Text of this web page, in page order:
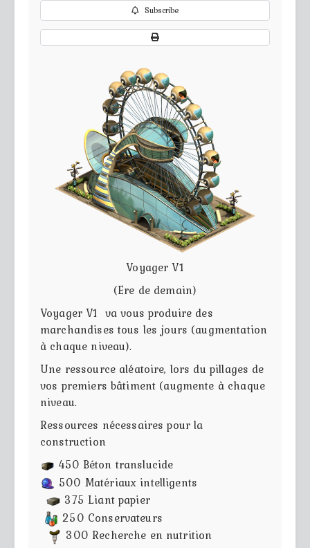
Subscribe
Voyager V1
(Ere de demain)
Voyager V1 va vous produire des
marchandises tous les jours (augmentation
à chaque niveau).
Une ressource aléatoire, lors du pillages de
vos premiers bâtiment (augmente à chaque
niveau.
Ressources nécessaires pour la
construction
450 Béton translucide
500 Matériaux intelligents
375 Liant papier
250 Conservateurs
300 Recherche en nutrition